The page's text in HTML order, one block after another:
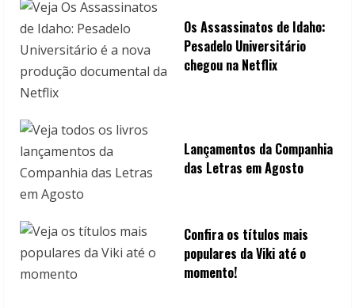
Os Assassinatos de Idaho:
Pesadelo Universitário
chegou na Netflix
Lançamentos da Companhia
das Letras em Agosto
Confira os títulos mais
populares da Viki até o
momento!